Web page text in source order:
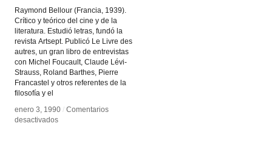
Raymond Bellour (Francia, 1939).
Crítico y teórico del cine y de la
literatura. Estudió letras, fundó la
revista Artsept. Publicó Le Livre des
autres, un gran libro de entrevistas
con Michel Foucault, Claude Lévi-
Strauss, Roland Barthes, Pierre
Francastel y otros referentes de la
filosofía y el
enero 3, 1990 / Comentarios
desactivadosen
enero 3, 1990 / Comentarios
desactivadosen